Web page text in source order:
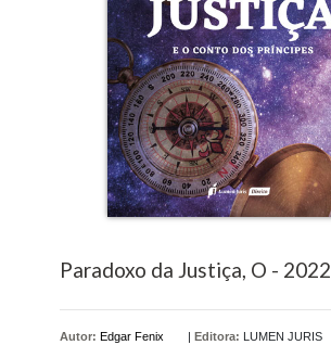
Paradoxo da Justiça, O - 2022
Autor: Edgar Fenix Editora: LUMEN JURIS